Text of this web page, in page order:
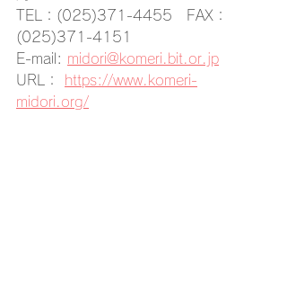
TEL：(025)371-4455　FAX：
(025)371-4151
E-mail: midori@komeri.bit.or.jp
URL：
https://www.komeri-
midori.org/